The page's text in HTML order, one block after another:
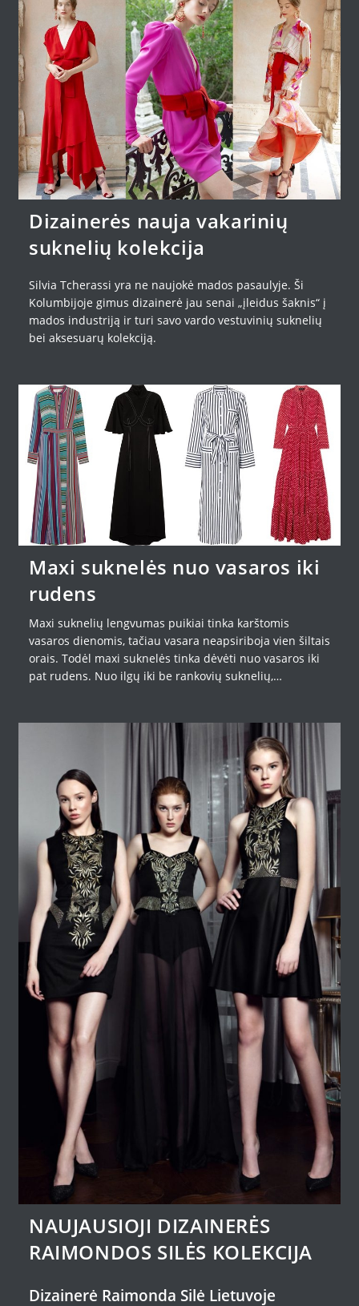
Dizainerės nauja vakarinių
suknelių kolekcija
Silvia Tcherassi yra ne naujokė mados pasaulyje. Ši
Kolumbijoje gimus dizainerė jau senai „įleidus šaknis“ į
mados industriją ir turi savo vardo vestuvinių suknelių
bei aksesuarų kolekciją.
Maxi suknelės nuo vasaros iki
rudens
Maxi suknelių lengvumas puikiai tinka karštomis
vasaros dienomis, tačiau vasara neapsiriboja vien šiltais
orais. Todėl maxi suknelės tinka dėvėti nuo vasaros iki
pat rudens. Nuo ilgų iki be rankovių suknelių,…
NAUJAUSIOJI DIZAINERĖS
RAIMONDOS SILĖS KOLEKCIJA
Dizainerė Raimonda Silė Lietuvoje